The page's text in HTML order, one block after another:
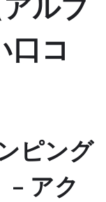
口コ
ピング
– アク